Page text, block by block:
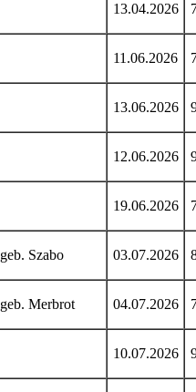
13.04.2026
11.06.2026
13.06.2026
12.06.2026
19.06.2026
geb. Szabo 03.07.2026
geb. Merbrot 04.07.2026
10.07.2026